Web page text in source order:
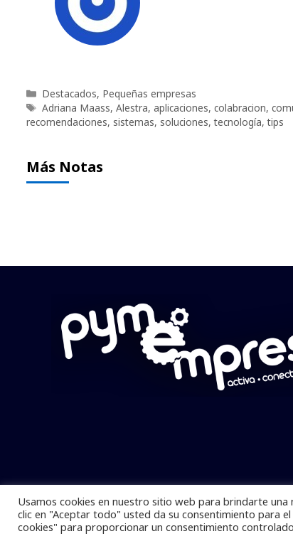
Categorías
Destacados, Pequeñas empresas
Etiquetas
Adriana Maass, Alestra, aplicaciones, colabracion,
recomendaciones, sistemas, soluciones,tecnología,tips
Más Notas
Pymempresario © 2025 Todos
Usamos cookies en nuestro sitio web para brindarte
clic en "Aceptar todo" usted da su consentimiento para
cookies" para proporcionar un consentimiento